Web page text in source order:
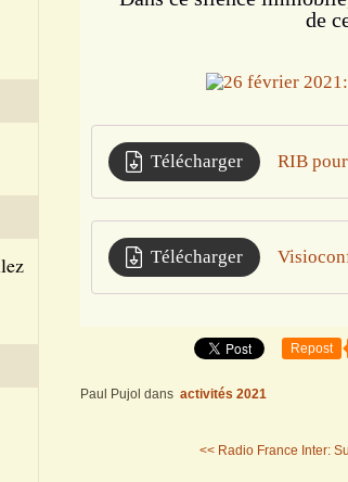
de
Télécharger RIB
Télécharger
Repost
Paul Pujol dans activités 2021
<< Radio France Inter: